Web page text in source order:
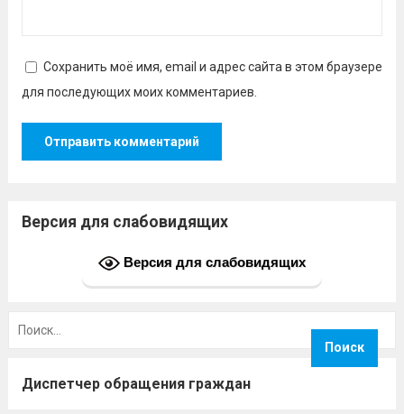
Сохранить моё имя, email и адрес сайта в этом браузере
для последующих моих комментариев.
Версия для слабовидящих
Версия для слабовидящих
Диспетчер обращения граждан